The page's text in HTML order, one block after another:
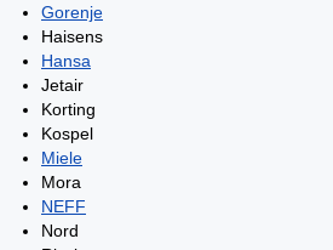
Gorenje
Haisens
Hansa
Jetair
Korting
Kospel
Miele
Mora
NEFF
Nord